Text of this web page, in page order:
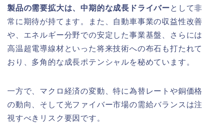
製品の需要拡大は、中期的な成長ドライバーとして非
常に期待が持てます。また、自動車事業の収益性改善
や、エネルギー分野での安定した事業基盤、さらには
高温超電導線材といった将来技術への布石も打たれて
おり、多角的な成長ポテンシャルを秘めています。
一方で、マクロ経済の変動、特に為替レートや銅価格
の動向、そして光ファイバー市場の需給バランスは注
視すべきリスク要因です。